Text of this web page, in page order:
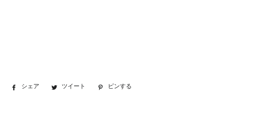
シェア
Facebookツイート
Twitter ピンする